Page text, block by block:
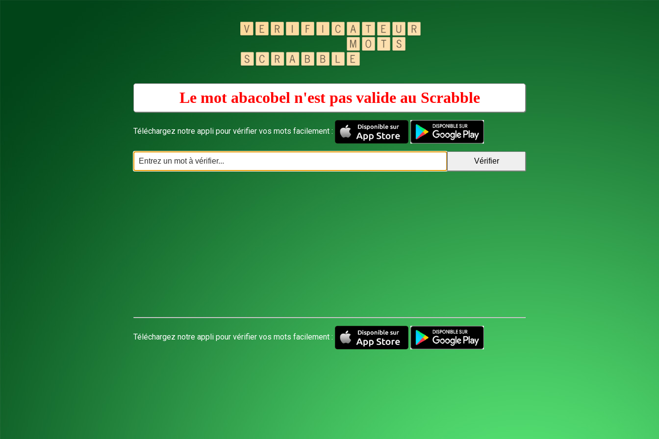
Le mot abacobel n'est pas valide au Scrabble
Téléchargez notre appli pour vérifier vos mots facilement :
Téléchargez notre appli pour vérifier vos mots facilement :